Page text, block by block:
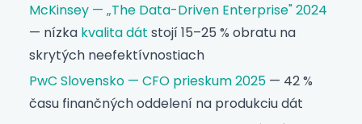
McKinsey — „The Data-Driven Enterprise" 2024
— nízka kvalita dát stojí 15–25 % obratu na
skrytých neefektívnostiach
PwC Slovensko — CFO prieskum 2025 — 42 %
času finančných oddelení na produkciu dát